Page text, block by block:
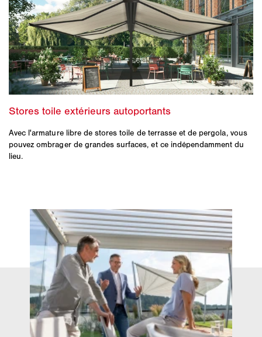
Avec l'armature libre de stores toile de terrasse et de pergola, vous
pouvez ombrager de grandes surfaces, et ce indépendamment du
lieu.